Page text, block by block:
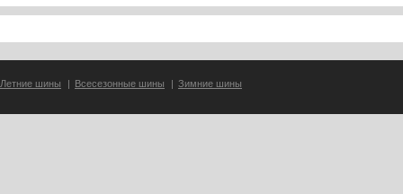
Летние шины | Всесезонные шины | Зимние шины